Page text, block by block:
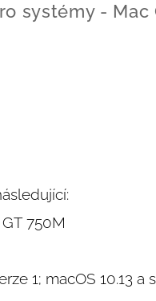
systémy - Mac
750M
1; macOS 10.13 a